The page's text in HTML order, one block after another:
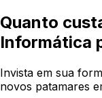
Quanto
Informática
Invista em sua
novos patamares